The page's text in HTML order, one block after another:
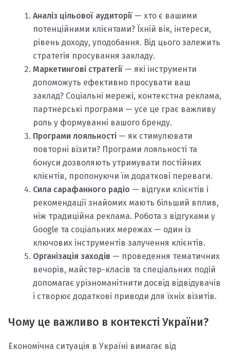
Аналіз цільової аудиторії — хто є вашими
потенційними клієнтами? Їхній вік, інтереси,
рівень доходу, уподобання. Від цього залежить
стратегія просування закладу.
Маркетингові стратегії — які інструменти
допоможуть ефективно просувати ваш
заклад? Соціальні мережі, контекстна реклама,
партнерські програми — усе це грає важливу
роль у формуванні вашого бренду.
Програми лояльності — як стимулювати
повторні візити? Програми лояльності та
бонуси дозволяють утримувати постійних
клієнтів, пропонуючи їм додаткові переваги.
Сила сарафанного радіо — відгуки клієнтів і
рекомендації знайомих мають більший вплив,
ніж традиційна реклама. Робота з відгуками у
Google та соціальних мережах — один із
ключових інструментів залучення клієнтів.
Організація заходів — проведення тематичних
вечорів, майстер-класів та спеціальних подій
допомагає урізноманітнити досвід відвідувачів
і створює додаткові приводи для їхніх візитів.
Чому це важливо в контексті України?
Економічна ситуація в Україні вимагає від